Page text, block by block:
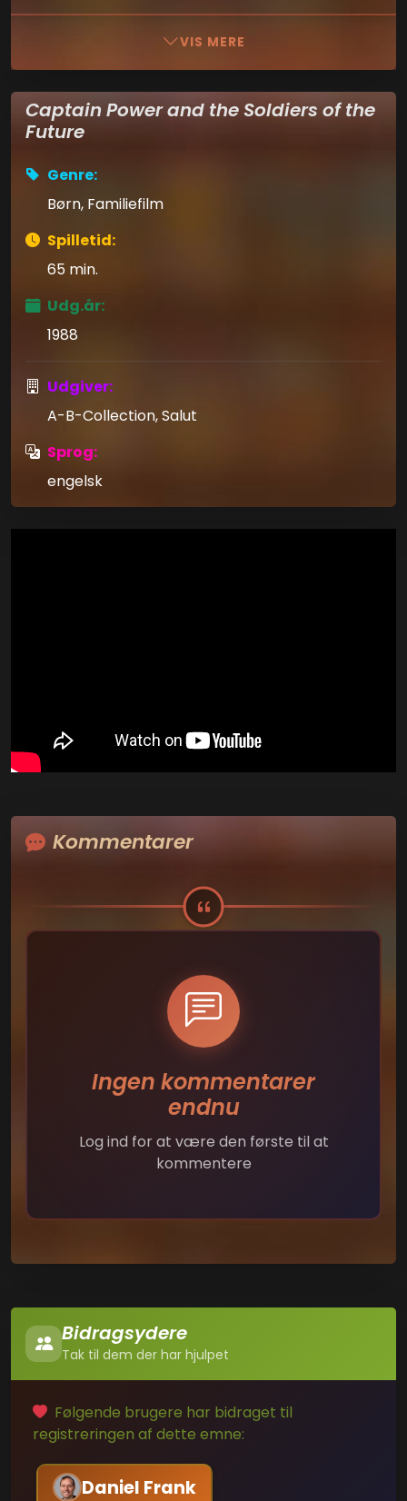
VIS MERE
Captain Power and the Soldiers of the
Future
Genre:
Børn, Familiefilm
Spilletid:
65 min.
Udg.år:
1988
Udgiver:
A-B-Collection, Salut
Sprog:
engelsk
Kommentarer
Ingen kommentarer
endnu
Log ind for at være den første til at
kommentere
Bidragsydere
Tak til dem der har hjulpet
Følgende brugere har bidraget til
registreringen af dette emne:
Daniel Frank